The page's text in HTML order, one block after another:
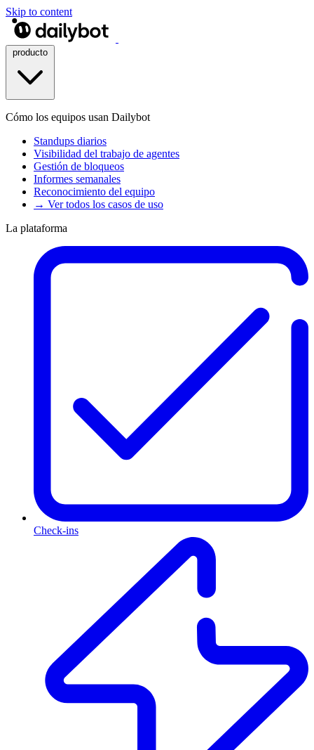
Skip to content
Cómo los equipos usan Dailybot
Standups diarios
Visibilidad del trabajo de agentes
Gestión de bloqueos
Informes semanales
Reconocimiento del equipo
→ Ver todos los casos de uso
La plataforma
Check-ins